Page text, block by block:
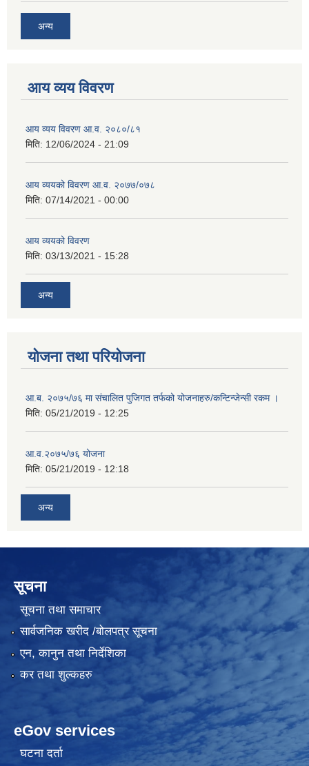
अन्य
आय व्यय विवरण
आय व्यय विवरण आ.व. २०८०/८१
मिति: 12/06/2024 - 21:09
आय व्ययको विवरण आ.व. २०७७/०७८
मिति: 07/14/2021 - 00:00
आय व्ययको विवरण
मिति: 03/13/2021 - 15:28
अन्य
योजना तथा परियोजना
आ.ब. २०७५/७६ मा संचालित पुजिगत तर्फको योजनाहरु/कन्टिन्जेन्सी रकम ।
मिति: 05/21/2019 - 12:25
आ.व.२०७५/७६ योजना
मिति: 05/21/2019 - 12:18
अन्य
सूचना
सूचना तथा समाचार
सार्वजनिक खरीद /बोलपत्र सूचना
एन, कानुन तथा निर्देशिका
कर तथा शुल्कहरु
eGov services
घटना दर्ता